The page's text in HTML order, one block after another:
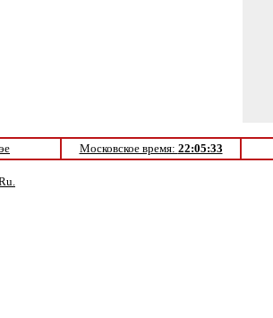
Московское время: 22:05:33